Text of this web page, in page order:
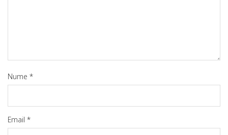
Nume *
Email *